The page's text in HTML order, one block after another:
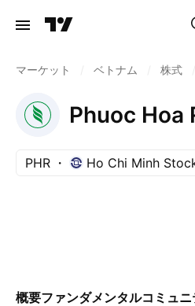
マーケット ベトナム 株式
Phuoc Hoa
PHR Ho Chi Minh
概要ファンダメンタルコミュニ